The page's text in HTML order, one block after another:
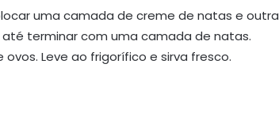
uma camada de creme de natas e outra
terminar com uma camada de natas.
Leve ao frigorífico e sirva fresco.